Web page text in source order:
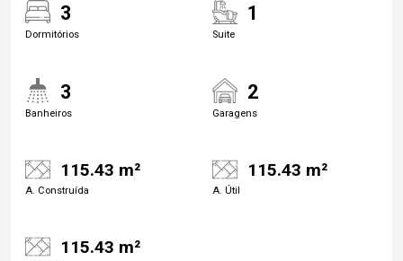
3
Dormitórios
1
Suite
3
Banheiros
2
Garagens
115.43 m²
A. Construída
115.43 m²
A. Útil
115.43 m²